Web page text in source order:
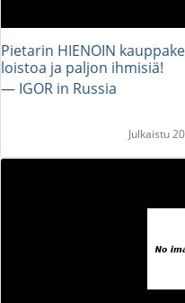
Pietarin HIENOIN
loistoa ja paljon ihmisiä!
― IGOR in Russia
Julkaistu